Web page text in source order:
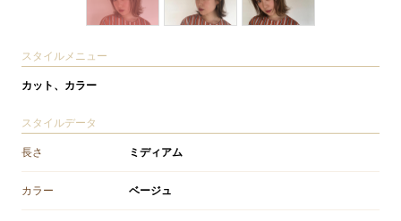
スタイルメニュー
カット、カラー
スタイルデータ
長さ ミディアム
カラー ベージュ